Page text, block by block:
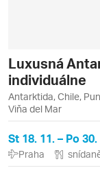
Luxusná
individuálne
Antarktida, Chile,
Viňa del Mar
St 18. 11. – Po
Praha